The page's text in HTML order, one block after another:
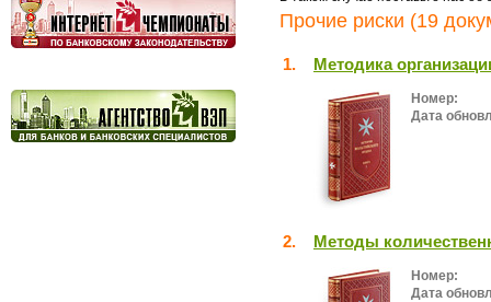
Прочие риски (19
1. Методика
Номер:
Дата
2. Методы
Номер:
Дата